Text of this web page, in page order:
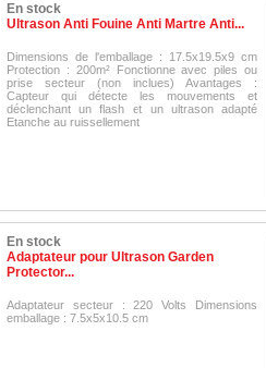
En stock
Ultrason Anti Fouine Anti Martre Anti...
Dimensions de l'emballage : 17.5x19.5x9 cm
Protection : 200m² Fonctionne avec piles ou
prise secteur (non inclues) Avantages :
Capteur qui détecte les mouvements et
déclenchant un flash et un ultrason adapté
Etanche au ruissellement
En stock
Adaptateur pour Ultrason Garden
Protector...
Adaptateur secteur : 220 Volts Dimensions
emballage : 7.5x5x10.5 cm